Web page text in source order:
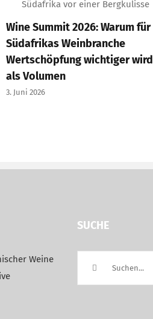
Wine Summit 2026: Warum für
Südafrikas Weinbranche
Wertschöpfung wichtiger wird
als Volumen
3. Juni 2026
Weine
SUCHE